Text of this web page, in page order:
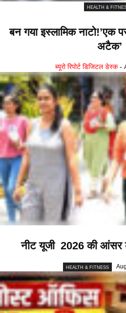
HEALTH &
बन गया इस्लामिक नाटो!’एक
अटैक’
ब्यूरो रिपोर्ट डिजिटल डेस्क -
नीट यूजी 2026 की आंसर
HEALTH & FITNESS